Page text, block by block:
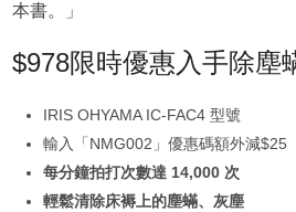
本書。」
$978限時優惠入手除塵
IRIS OHYAMA IC-FAC4 型號
輸入「NMG002」優惠碼額外減$25
每分鐘拍打次數達 14,000 次
輕鬆清除床褥上的塵蟎、灰塵